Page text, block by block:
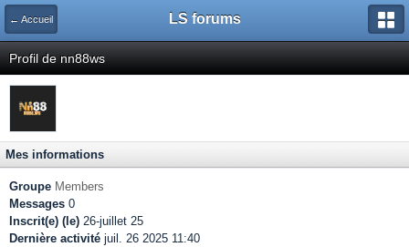
← Accueil LS forums
Profil de nn88ws
Mes informations
Groupe Members
Messages 0
Inscrit(e) (le) 26-juillet 25
Dernière activité juil. 26 2025 11:40